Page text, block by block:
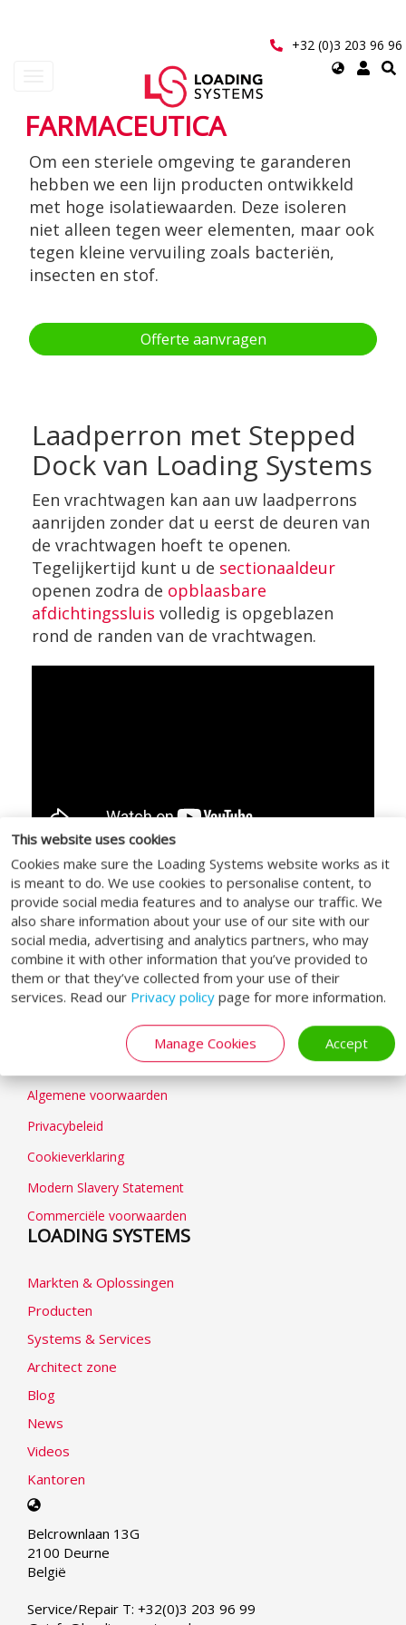
This website uses cookies
Cookies make sure the Loading Systems website works as it
is meant to do. We use cookies to personalise content, to
provide social media features and to analyse our traffic. We
also share information about your use of our site with our
social media, advertising and analytics partners, who may
combine it with other information that you’ve provided to
them or that they’ve collected from your use of their
services. Read our Privacy policy page for more information.
Manage Cookies Accept
+32 (0)3 203 96 96
Select
User
account
menu
FARMACEUTICA
Om een steriele omgeving te garanderen
hebben we een lijn producten ontwikkeld
met hoge isolatiewaarden. Deze isoleren
niet alleen tegen weer elementen, maar ook
tegen kleine vervuiling zoals bacteriën,
insecten en stof.
Offerte aanvragen
Laadperron met Stepped
Dock van Loading Systems
Een vrachtwagen kan aan uw laadperrons
aanrijden zonder dat u eerst de deuren van
de vrachtwagen hoeft te openen.
Tegelijkertijd kunt u de sectionaaldeur
openen zodra de opblaasbare
afdichtingssluis volledig is opgeblazen
rond de randen van de vrachtwagen.
SOCIAL MEDIA
Algemene voorwaarden
Privacybeleid
Cookieverklaring
Modern Slavery Statement
Commerciële voorwaarden
LOADING SYSTEMS
Markten & Oplossingen
Producten
Systems & Services
Architect zone
Blog
News
Videos
Kantoren
Select
language
Belcrownlaan 13G
2100 Deurne
België
Service/Repair T: +32(0)3 203 96 99